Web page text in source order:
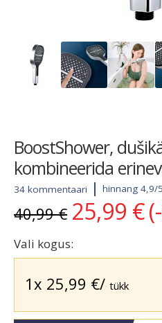
BoostShower,
kombineerida
34 kommentaari hinnang 4,9/
40,99€ Algne
hind
oli:
40,99 €.
25,99 €
Vali kogus:
1x 25,99 €/ tükk